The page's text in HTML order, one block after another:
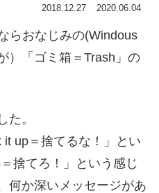
2018.12.27 2020.06.04
らおなじみの(Windous
）「ゴミ箱＝Trash」の
た。
it up＝捨てるな！」とい
捨てろ！」という感じ
何か深いメッセージがあ